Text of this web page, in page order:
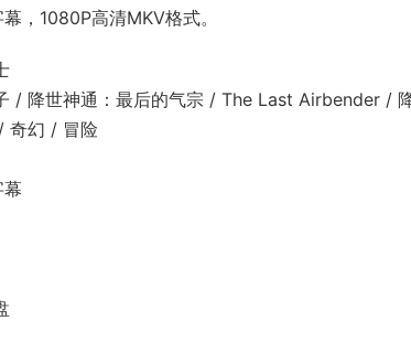
，1080P高清MKV格式。
/ 降世神通：最后的气宗 / The Last Airbender /
奇幻 / 冒险